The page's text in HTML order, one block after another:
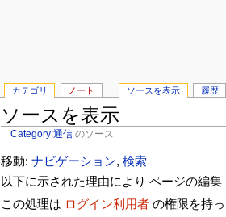
ソースを表示
Category:通信のソース
移動: ナビゲーション, 検索
以下に示された理由により ページの編
この処理は ログイン利用者の権限を持
カテゴリ ノート ソースを表示 履歴